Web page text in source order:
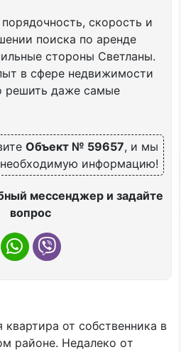
скорость и
поиска по аренде
стороны Светланы.
в сфере недвижимости
решить даже самые
Объект № 59657, и мы
информацию!
мессенджер и задайте
вопрос
квaртира от cобcтвенника в
paйoнe. Hедалекo oт